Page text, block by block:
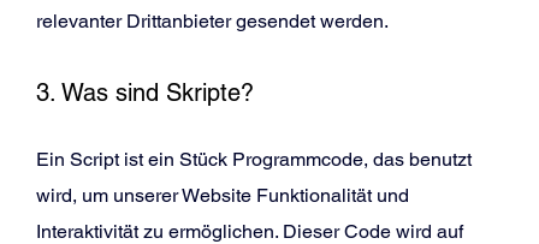
relevanter Drittanbieter gesendet werden.
3. Was sind Skripte?
Ein Script ist ein Stück Programmcode, das benutzt
wird, um unserer Website Funktionalität und
Interaktivität zu ermöglichen. Dieser Code wird auf